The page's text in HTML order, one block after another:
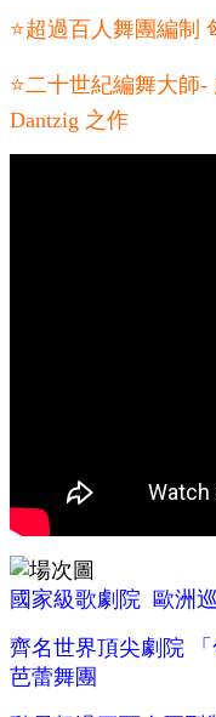
⭐超過百人舞團編制
⭐二十世紀編舞大師
Dantzig 之作
國家級歌劇院 歐洲
齊名世界頂尖劇院
芭蕾舞團